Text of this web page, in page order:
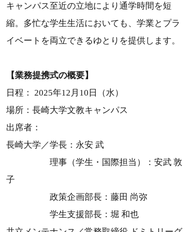
キャンパス至近の立地により通学時間を短
縮。多忙な学生生活においても、学業とプラ
イベートを両立できるゆとりを提供します。
【業務提携式の概要】
日程： 2025年12月10日（水）
場所：長崎大学文教キャンパス
出席者：
長崎大学／学長：永安 武
理事（学生・国際担当）：安武 敦
子
政策企画部長：藤田 尚弥
学生支援部長：堀 和也